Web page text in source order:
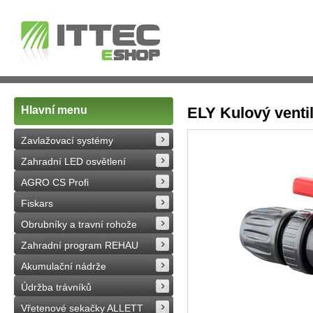
Hlavní menu
Zavlažovací systémy
Zahradní LED osvětlení
AGRO CS Profi
Fiskars
Obrubníky a travní rohože
Zahradní program REHAU
Akumulační nádrže
Údržba trávníků
Vřetenové sekačky ALLETT
ELY Kulový